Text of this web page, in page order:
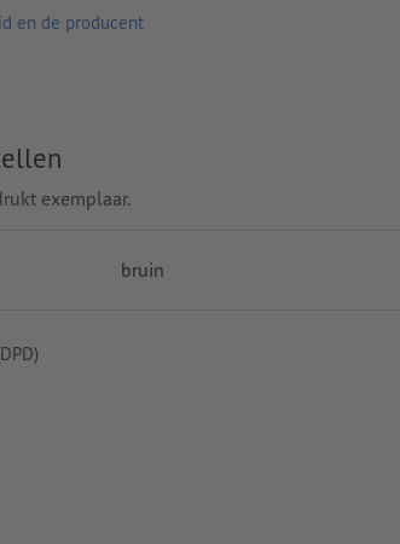
en de producent
exemplaar.
bruin